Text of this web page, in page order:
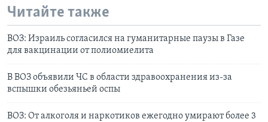
Читайте также
ВОЗ: Израиль согласился на гуманитарные паузы в Газе
для вакцинации от полиомиелита
В ВОЗ объявили ЧС в области здравоохранения из-за
вспышки обезьяньей оспы
ВОЗ: От алкоголя и наркотиков ежегодно умирают более 3